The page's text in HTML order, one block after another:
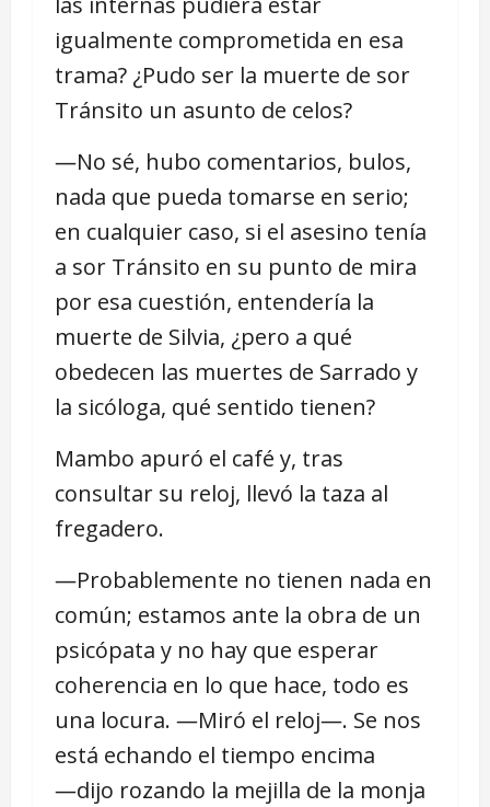
igualmente comprometida en esa
trama? ¿Pudo ser la muerte de sor
Tránsito un asunto de celos?
―No sé, hubo comentarios, bulos,
nada que pueda tomarse en serio;
en cualquier caso, si el asesino tenía
a sor Tránsito en su punto de mira
por esa cuestión, entendería la
muerte de Silvia, ¿pero a qué
obedecen las muertes de Sarrado y
la sicóloga, qué sentido tienen?
Mambo apuró el café y, tras
consultar su reloj, llevó la taza al
fregadero.
―Probablemente no tienen nada en
común; estamos ante la obra de un
psicópata y no hay que esperar
coherencia en lo que hace, todo es
una locura. ―Miró el reloj―. Se nos
está echando el tiempo encima
―dijo rozando la mejilla de la monja